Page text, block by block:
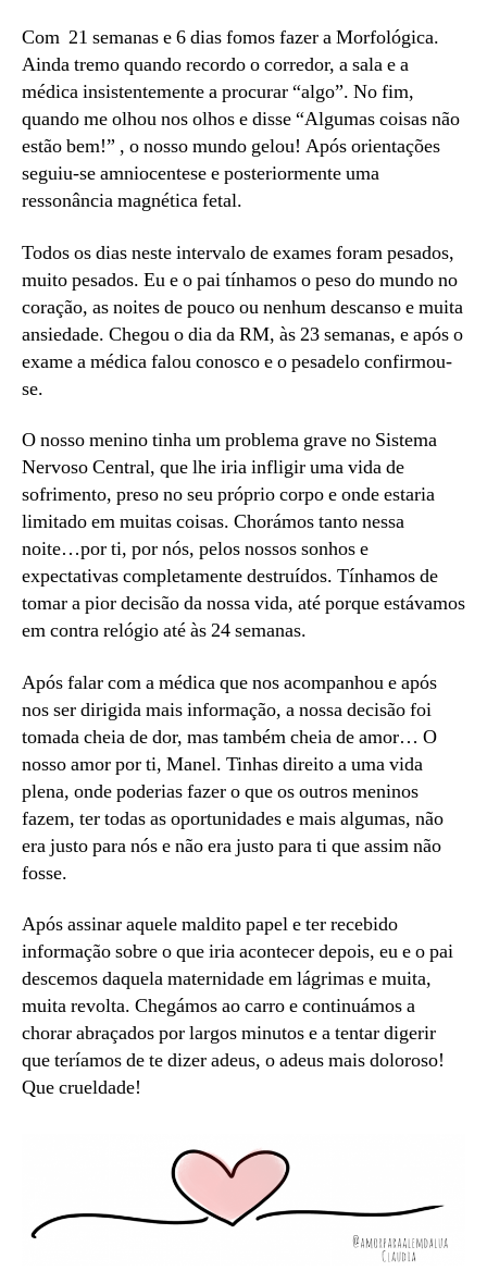
Com 21 semanas e 6 dias fomos fazer a Morfológica.
Ainda tremo quando recordo o corredor, a sala e a
médica insistentemente a procurar “algo”. No fim,
quando me olhou nos olhos e disse “Algumas coisas não
estão bem!” , o nosso mundo gelou! Após orientações
seguiu-se amniocentese e posteriormente uma
ressonância magnética fetal.
Todos os dias neste intervalo de exames foram pesados,
muito pesados. Eu e o pai tínhamos o peso do mundo no
coração, as noites de pouco ou nenhum descanso e muita
ansiedade. Chegou o dia da RM, às 23 semanas, e após o
exame a médica falou conosco e o pesadelo confirmou-
se.
O nosso menino tinha um problema grave no Sistema
Nervoso Central, que lhe iria infligir uma vida de
sofrimento, preso no seu próprio corpo e onde estaria
limitado em muitas coisas. Chorámos tanto nessa
noite…por ti, por nós, pelos nossos sonhos e
expectativas completamente destruídos. Tínhamos de
tomar a pior decisão da nossa vida, até porque estávamos
em contra relógio até às 24 semanas.
Após falar com a médica que nos acompanhou e após
nos ser dirigida mais informação, a nossa decisão foi
tomada cheia de dor, mas também cheia de amor… O
nosso amor por ti, Manel. Tinhas direito a uma vida
plena, onde poderias fazer o que os outros meninos
fazem, ter todas as oportunidades e mais algumas, não
era justo para nós e não era justo para ti que assim não
fosse.
Após assinar aquele maldito papel e ter recebido
informação sobre o que iria acontecer depois, eu e o pai
descemos daquela maternidade em lágrimas e muita,
muita revolta. Chegámos ao carro e continuámos a
chorar abraçados por largos minutos e a tentar digerir
que teríamos de te dizer adeus, o adeus mais doloroso!
Que crueldade!